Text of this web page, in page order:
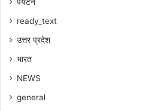
पर्यटन
ready_text
उत्तर प्रदेश
भारत
NEWS
general